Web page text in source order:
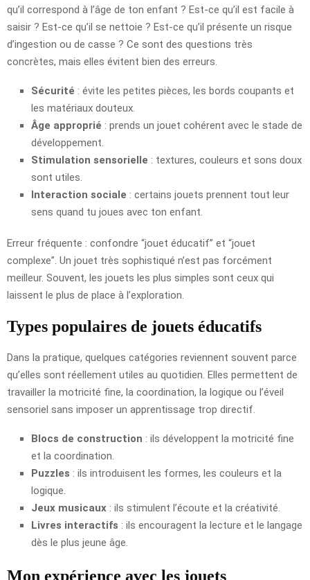
qu’il correspond à l’âge de ton enfant ? Est-ce qu’il est facile à
saisir ? Est-ce qu’il se nettoie ? Est-ce qu’il présente un risque
d’ingestion ou de casse ? Ce sont des questions très
concrètes, mais elles évitent bien des erreurs.
Sécurité : évite les petites pièces, les bords coupants et
les matériaux douteux.
Âge approprié : prends un jouet cohérent avec le stade de
développement.
Stimulation sensorielle : textures, couleurs et sons doux
sont utiles.
Interaction sociale : certains jouets prennent tout leur
sens quand tu joues avec ton enfant.
Erreur fréquente : confondre “jouet éducatif” et “jouet
complexe”. Un jouet très sophistiqué n’est pas forcément
meilleur. Souvent, les jouets les plus simples sont ceux qui
laissent le plus de place à l’exploration.
Types populaires de jouets éducatifs
Dans la pratique, quelques catégories reviennent souvent parce
qu’elles sont réellement utiles au quotidien. Elles permettent de
travailler la motricité fine, la coordination, la logique ou l’éveil
sensoriel sans imposer un apprentissage trop directif.
Blocs de construction : ils développent la motricité fine
et la coordination.
Puzzles : ils introduisent les formes, les couleurs et la
logique.
Jeux musicaux : ils stimulent l’écoute et la créativité.
Livres interactifs : ils encouragent la lecture et le langage
dès le plus jeune âge.
Mon expérience avec les jouets